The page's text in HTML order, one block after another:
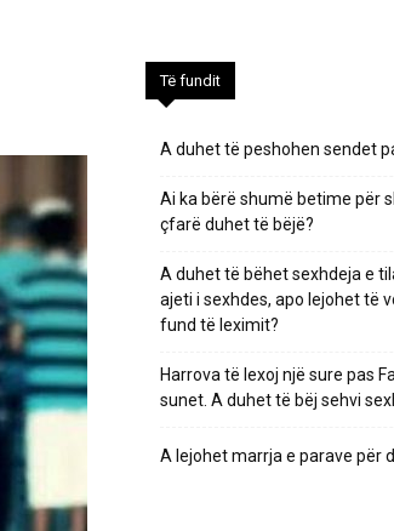
Të fundit
A duhet të peshohen sendet
Ai ka bërë shumë betime për
çfarë duhet të bëjë?
A duhet të bëhet sexhdeja e
ajeti i sexhdes, apo lejohet të
fund të leximit?
Harrova të lexoj një sure pas
sunet. A duhet të bëj sehvi
A lejohet marrja e parave për